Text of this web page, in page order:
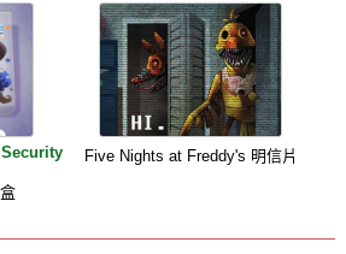
Five Nights at Freddy's 明信片